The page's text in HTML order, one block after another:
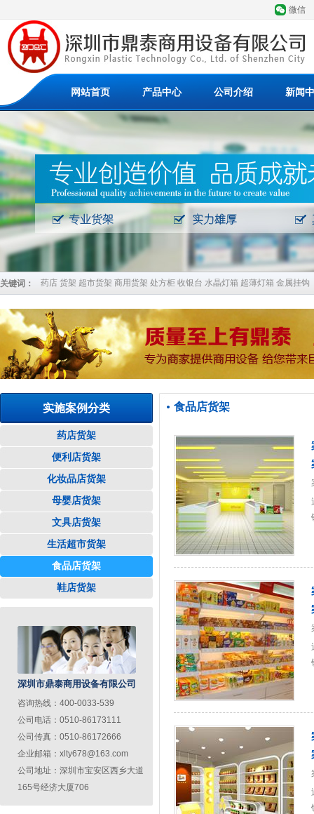
微信
网站首页 产品中心 公司介绍 新闻
关键词： 药店 货架 超市货架 商用货架 处方柜 收银台 水晶灯箱 超薄灯箱 金属挂钩
实施案例分类
药店货架
便利店货架
化妆品店货架
母婴店货架
文具店货架
生活超市货架
食品店货架
鞋店货架
深圳市鼎泰商用设备有限公司
咨询热线：400-0033-539
公司电话：0510-86173111
公司传真：0510-86172666
企业邮箱：xlty678@163.com
公司地址：深圳市宝安区西乡大道
165号经济大厦706
食品店货架